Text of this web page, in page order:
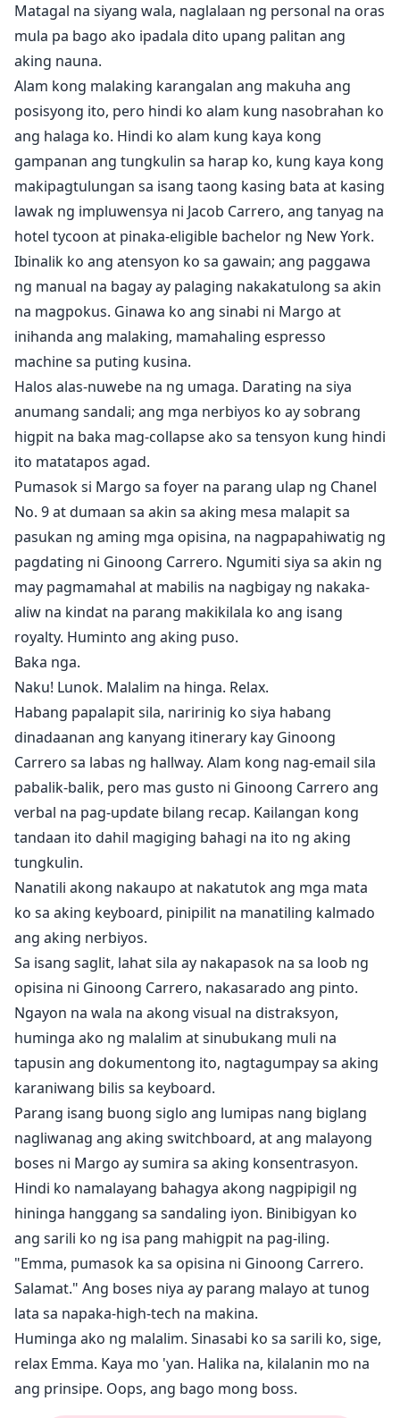
Matagal na siyang wala, naglalaan ng personal na oras
mula pa bago ako ipadala dito upang palitan ang
aking nauna.
Alam kong malaking karangalan ang makuha ang
posisyong ito, pero hindi ko alam kung nasobrahan ko
ang halaga ko. Hindi ko alam kung kaya kong
gampanan ang tungkulin sa harap ko, kung kaya kong
makipagtulungan sa isang taong kasing bata at kasing
lawak ng impluwensya ni Jacob Carrero, ang tanyag na
hotel tycoon at pinaka-eligible bachelor ng New York.
Ibinalik ko ang atensyon ko sa gawain; ang paggawa
ng manual na bagay ay palaging nakakatulong sa akin
na magpokus. Ginawa ko ang sinabi ni Margo at
inihanda ang malaking, mamahaling espresso
machine sa puting kusina.
Halos alas-nuwebe na ng umaga. Darating na siya
anumang sandali; ang mga nerbiyos ko ay sobrang
higpit na baka mag-collapse ako sa tensyon kung hindi
ito matatapos agad.
Pumasok si Margo sa foyer na parang ulap ng Chanel
No. 9 at dumaan sa akin sa aking mesa malapit sa
pasukan ng aming mga opisina, na nagpapahiwatig ng
pagdating ni Ginoong Carrero. Ngumiti siya sa akin ng
may pagmamahal at mabilis na nagbigay ng nakaka-
aliw na kindat na parang makikilala ko ang isang
royalty. Huminto ang aking puso.
Baka nga.
Naku! Lunok. Malalim na hinga. Relax.
Habang papalapit sila, naririnig ko siya habang
dinadaanan ang kanyang itinerary kay Ginoong
Carrero sa labas ng hallway. Alam kong nag-email sila
pabalik-balik, pero mas gusto ni Ginoong Carrero ang
verbal na pag-update bilang recap. Kailangan kong
tandaan ito dahil magiging bahagi na ito ng aking
tungkulin.
Nanatili akong nakaupo at nakatutok ang mga mata
ko sa aking keyboard, pinipilit na manatiling kalmado
ang aking nerbiyos.
Sa isang saglit, lahat sila ay nakapasok na sa loob ng
opisina ni Ginoong Carrero, nakasarado ang pinto.
Ngayon na wala na akong visual na distraksyon,
huminga ako ng malalim at sinubukang muli na
tapusin ang dokumentong ito, nagtagumpay sa aking
karaniwang bilis sa keyboard.
Parang isang buong siglo ang lumipas nang biglang
nagliwanag ang aking switchboard, at ang malayong
boses ni Margo ay sumira sa aking konsentrasyon.
Hindi ko namalayang bahagya akong nagpipigil ng
hininga hanggang sa sandaling iyon. Binibigyan ko
ang sarili ko ng isa pang mahigpit na pag-iling.
"Emma, pumasok ka sa opisina ni Ginoong Carrero.
Salamat." Ang boses niya ay parang malayo at tunog
lata sa napaka-high-tech na makina.
Huminga ako ng malalim. Sinasabi ko sa sarili ko, sige,
relax Emma. Kaya mo 'yan. Halika na, kilalanin mo na
ang prinsipe. Oops, ang bago mong boss.